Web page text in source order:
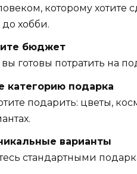
которому хотите
хобби.
бюджет
готовы потратить на
категорию подарка
подарить: цветы,
варианты
стандартными